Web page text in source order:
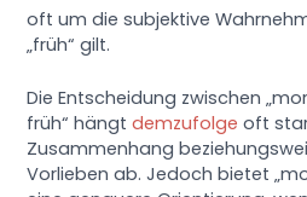
oft um die subjektive
„früh“ gilt.
Die Entscheidung zwischen
früh“ hängtdemzufolge oft
Zusammenhang
Vorlieben ab. Jedoch bietet